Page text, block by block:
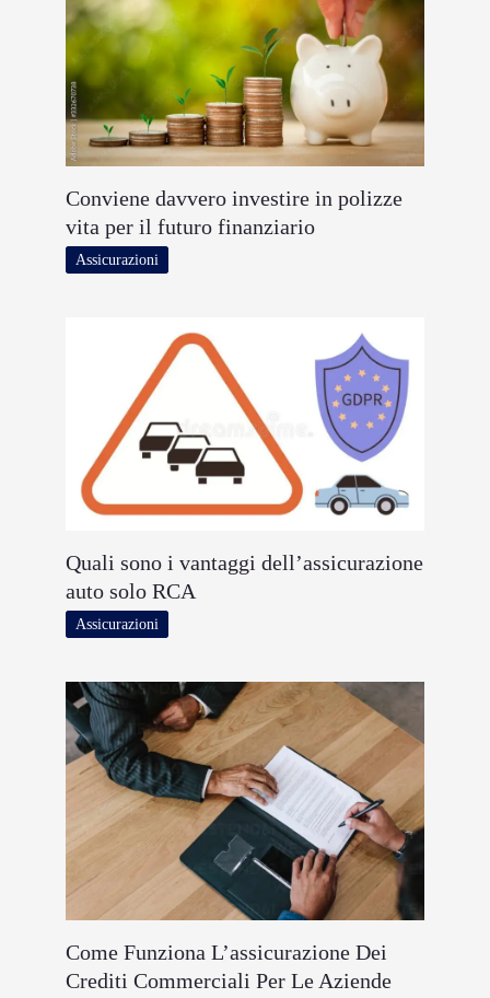
Conviene davvero investire in polizze
vita per il futuro finanziario
Assicurazioni
Quali sono i vantaggi dell’assicurazione
auto solo RCA
Assicurazioni
Come Funziona L’assicurazione Dei
Crediti Commerciali Per Le Aziende